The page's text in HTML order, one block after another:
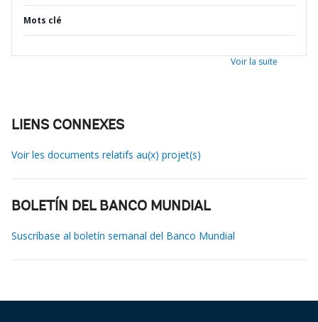
Mots clé
Voir la suite
LIENS CONNEXES
Voir les documents relatifs au(x) projet(s)
BOLETÍN DEL BANCO MUNDIAL
Suscríbase al boletín semanal del Banco Mundial